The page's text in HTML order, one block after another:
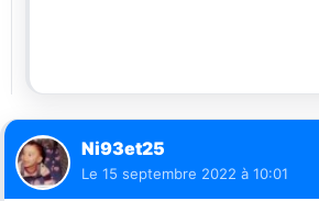
Ni93et25
Le 15 septembre 2022 à 10:01